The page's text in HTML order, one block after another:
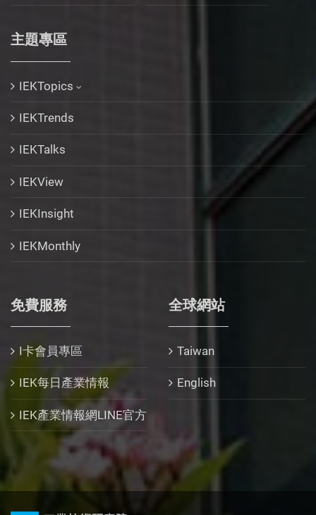
主題專區
IEKTopics
IEKTrends
IEKTalks
IEKView
IEKInsight
IEKMonthly
免費服務
I卡會員專區
IEK每日產業情報
IEK產業情報網LINE官方
全球網站
Taiwan
English